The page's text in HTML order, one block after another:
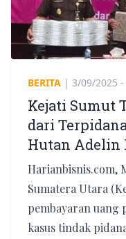
BERITA | 3/09/2025 -
Kejati Sumut
dari
Hutan Adelin
Harianbisnis.com,
Sumatera Utara
pembayaran uang
kasus tindak